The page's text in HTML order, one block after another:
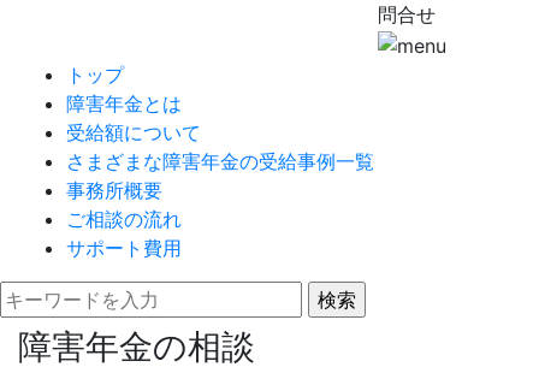
問合せ
トップ
障害年金とは
受給額について
さまざまな障害年金の受給事例一覧
事務所概要
ご相談の流れ
サポート費用
障害年金の相談